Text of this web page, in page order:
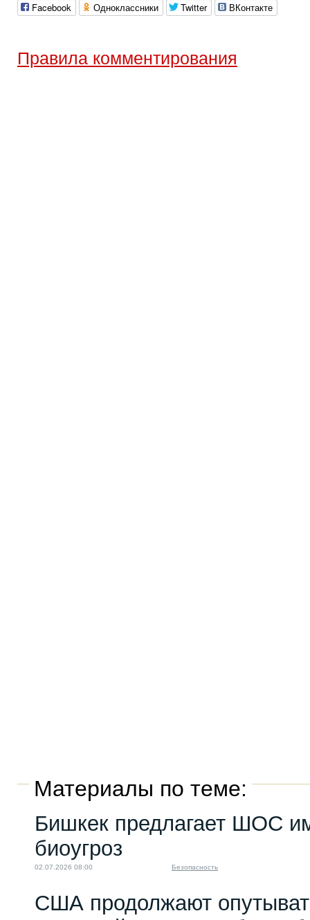
Facebook Одноклассники Twitter ВКонтакте
Правила комментирования
Материалы по теме:
Бишкек предлагает ШОС
биоугроз
02.07.2026 08:00 Безопасность
США продолжают